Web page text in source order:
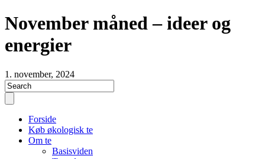
November måned – ideer og
energier
1. november, 2024
Forside
Køb økologisk te
Om te
Basisviden